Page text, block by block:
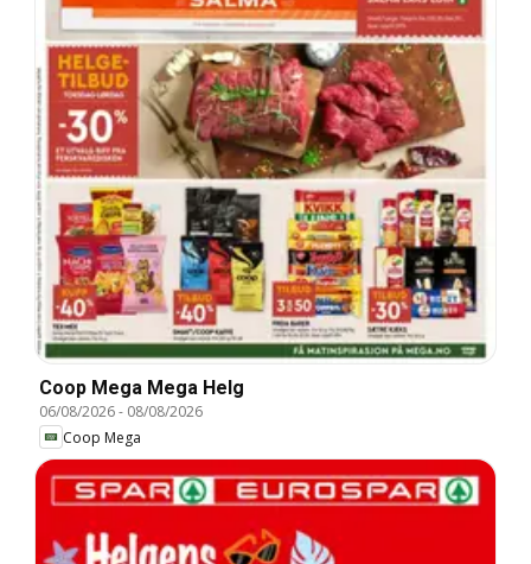
Coop Mega Mega Helg
06/08/2026- 08/08/2026
Coop Mega